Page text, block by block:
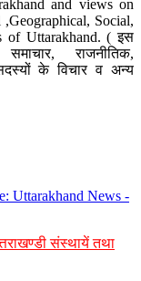
and views on
Social,
of Uttarakhand. ( इस
राजनीतिक,
के विचार व अन्य
Uttarakhand News -
संस्थायें तथा